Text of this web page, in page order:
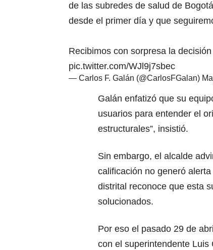
de las subredes de salud de
desde el primer día y que
Recibimos con sorpresa la
pic.twitter.com/WJl9j7sbec
— Carlos F. Galán (@CarlosFGalan)
Galán enfatizó que su
usuarios para entender el
estructurales”, insistió.
Sin embargo, el alcalde
calificación no generó
distrital reconoce que esta
solucionados.
Por eso el pasado 29 de
con el superintendente